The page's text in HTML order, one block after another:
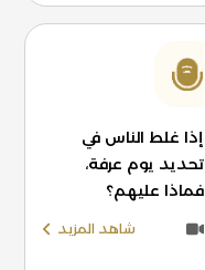
إذا غلط الناس في
تحديد يوم عرفة،
فماذا عليهم؟
شاهد المزيد